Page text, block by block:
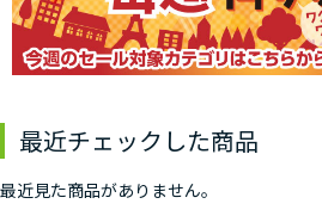
最近チェックした商品
最近見た商品がありません。